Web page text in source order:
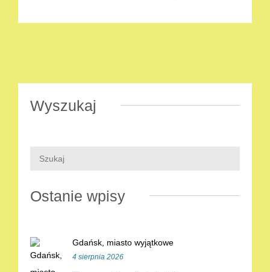
Wyszukaj
Ostanie wpisy
Gdańsk, miasto wyjątkowe
4 sierpnia 2026